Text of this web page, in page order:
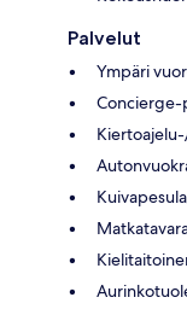
Palvelut
Ympäri
Concierge-